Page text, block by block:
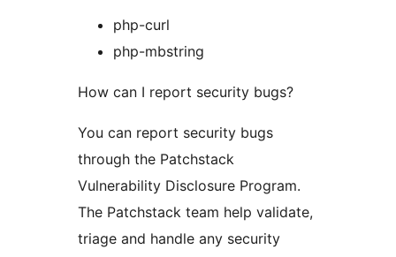
php-curl
php-mbstring
How can I report security bugs?
You can report security bugs
through the Patchstack
Vulnerability Disclosure Program.
The Patchstack team help validate,
triage and handle any security